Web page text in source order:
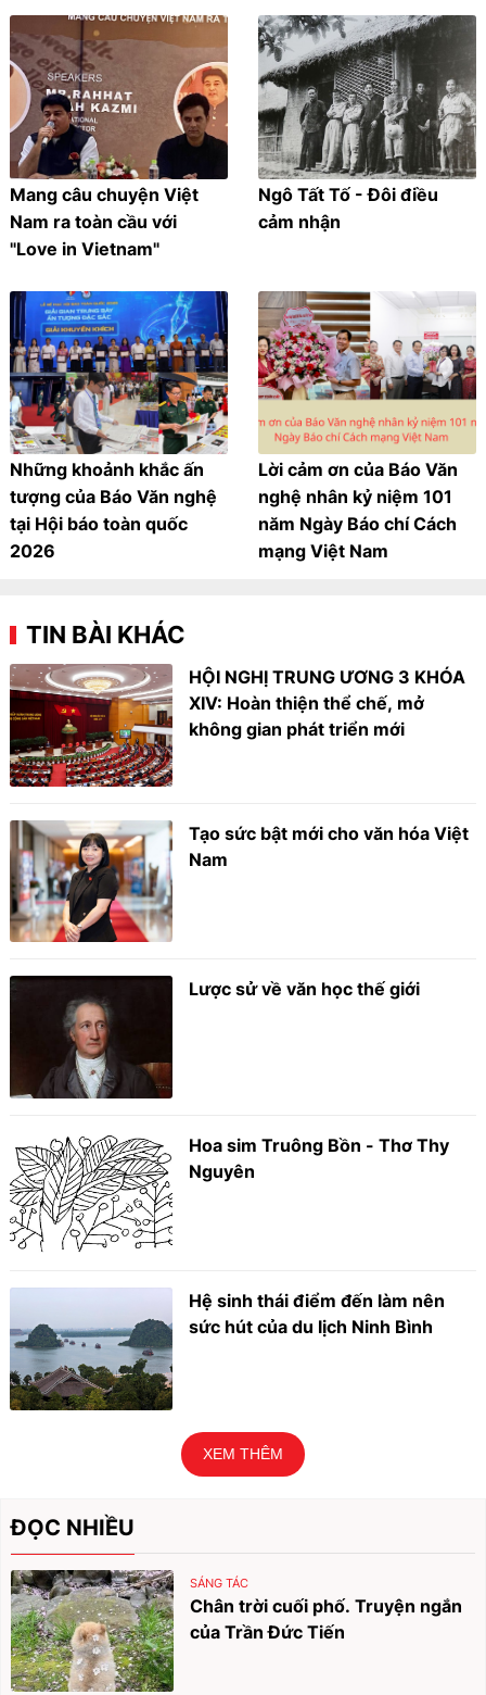
Mang câu chuyện Việt
Nam ra toàn cầu với
"Love in Vietnam"
Ngô Tất Tố - Đôi điều
cảm nhận
Những khoảnh khắc ấn
tượng của Báo Văn nghệ
tại Hội báo toàn quốc
2026
Lời cảm ơn của Báo Văn
nghệ nhân kỷ niệm 101
năm Ngày Báo chí Cách
mạng Việt Nam
TIN BÀI KHÁC
HỘI NGHỊ TRUNG ƯƠNG 3 KHÓA
XIV: Hoàn thiện thể chế, mở
không gian phát triển mới
Tạo sức bật mới cho văn hóa Việt
Nam
Lược sử về văn học thế giới
Hoa sim Truông Bồn - Thơ Thy
Nguyên
Hệ sinh thái điểm đến làm nên
sức hút của du lịch Ninh Bình
XEM THÊM
ĐỌC NHIỀU
SÁNG TÁC
Chân trời cuối phố. Truyện ngắn
của Trần Đức Tiến